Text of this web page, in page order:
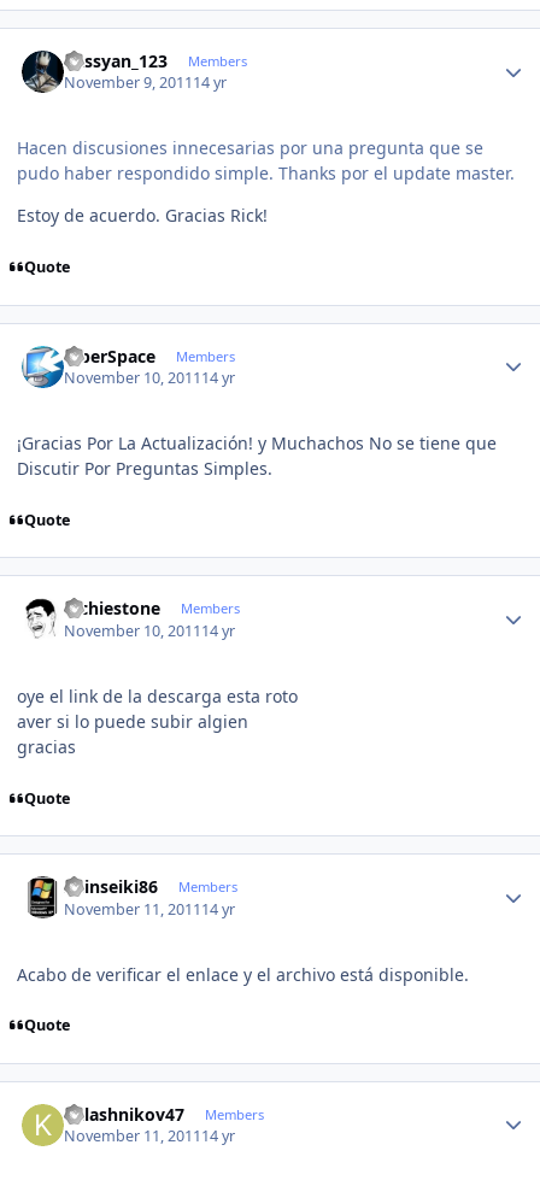
kassyan_123 Members
November 9, 201114 yr
Hacen discusiones innecesarias por una pregunta que se
pudo haber respondido simple. Thanks por el update master.
Estoy de acuerdo. Gracias Rick!
Quote
CiberSpace Members
November 10, 201114 yr
¡Gracias Por La Actualización! y Muchachos No se tiene que
Discutir Por Preguntas Simples.
Quote
Richiestone Members
November 10, 201114 yr
oye el link de la descarga esta roto
aver si lo puede subir algien
gracias
Quote
Shinseiki86 Members
November 11, 201114 yr
Acabo de verificar el enlace y el archivo está disponible.
Quote
kalashnikov47 Members
November 11, 201114 yr